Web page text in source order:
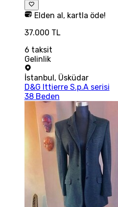
Elden al, kartla öde!
37.000 TL
6 taksit
Gelinlik
İstanbul, Üsküdar
D&G Ittierre S.p.A serisi
38 Beden